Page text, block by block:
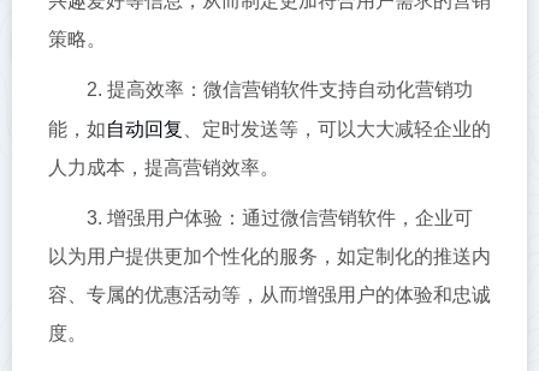
策略。
2. 提高效率：微信营销软件支持自动化营销功
能，如自动回复
、定时发送等，可以大大减轻企业的
人力成本，提高营销效率。
3. 增强用户体验：通过微信营销软件，企业可
以为用户提供更加个性化的服务，如定制化的推送内
容、专属的优惠活动等，从而增强用户的体验和忠诚
度。